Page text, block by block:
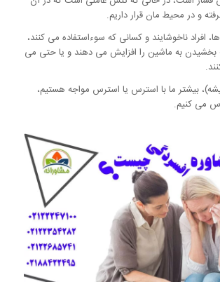
و در محیط مان قرار داریم.
افراد ناخوشایند و کسانی که سوءاستفاده می کنند،
به ماشین را افزایش می دهند و یا حتی می
بیشتر ما با استرس یا استرس مواجه هستیم،
می کنیم.